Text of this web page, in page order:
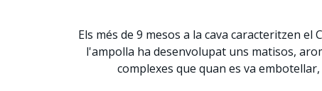
Els més de 9 mesos a la cava caracteritzen
l'ampolla ha desenvolupat uns matisos,
complexes que quan es va